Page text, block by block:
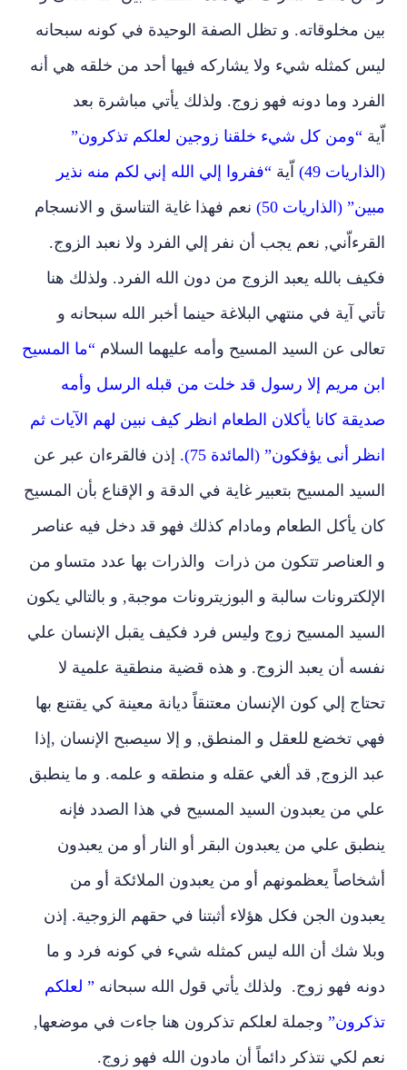
بين مخلوقاته. و تظل الصفة الوحيدة في كونه سبحانه
ليس كمثله شيء ولا يشاركه فيها أحد من خلقه هي أنه
الفرد وما دونه فهو زوج. ولذلك يأتي مباشرة بعد
اّية “ومن كل شيء خلقنا زوجين لعلكم تذكرون”
(الذاريات 49)
اّية “ففروا إلي الله إني لكم منه نذير
مبين” (الذاريات 50)
نعم فهذا غاية التناسق و الانسجام
القرءاّني, نعم يجب أن نفر إلي الفرد ولا نعبد الزوج.
فكيف بالله يعبد الزوج من دون الله الفرد. ولذلك هنا
تأتي آية في منتهي البلاغة حينما أخبر الله سبحانه و
تعالى عن السيد المسيح وأمه عليهما السلام “ما المسيح
ابن مريم إلا رسول قد خلت من قبله الرسل وأمه
صديقة كانا يأكلان الطعام انظر كيف نبين لهم الآيات ثم
انظر أنى يؤفكون” (المائدة 75).
إذن فالقرءان عبر عن
السيد المسيح بتعبير غاية في الدقة و الإقناع بأن المسيح
كان يأكل الطعام ومادام كذلك فهو قد دخل فيه عناصر
و العناصر تتكون من ذرات والذرات بها عدد متساو من
الإلكترونات سالبة و البوزيترونات موجبة, و بالتالي يكون
السيد المسيح زوج وليس فرد فكيف يقبل الإنسان علي
نفسه أن يعبد الزوج. و هذه قضية منطقية علمية لا
تحتاج إلي كون الإنسان معتنقاً ديانة معينة كي يقتنع بها
فهي تخضع للعقل و المنطق, و إلا سيصبح الإنسان ,إذا
عبد الزوج, قد ألغي عقله و منطقه و علمه. و ما ينطبق
علي من يعبدون السيد المسيح في هذا الصدد فإنه
ينطبق علي من يعبدون البقر أو النار أو من يعبدون
أشخاصاً يعظمونهم أو من يعبدون الملائكة أو من
يعبدون الجن فكل هؤلاء أثبتنا في حقهم الزوجية. إذن
وبلا شك أن الله ليس كمثله شيء في كونه فرد و ما
دونه فهو زوج. ولذلك يأتي قول الله سبحانه ” لعلكم
تذكرون” وجملة لعلكم تذكرون هنا جاءت في موضعها,
نعم لكي نتذكر دائماً أن مادون الله فهو زوج.